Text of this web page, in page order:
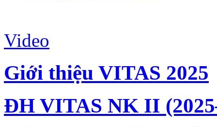
Video
Giới thiệu VITAS 2025
ĐH VITAS NK II